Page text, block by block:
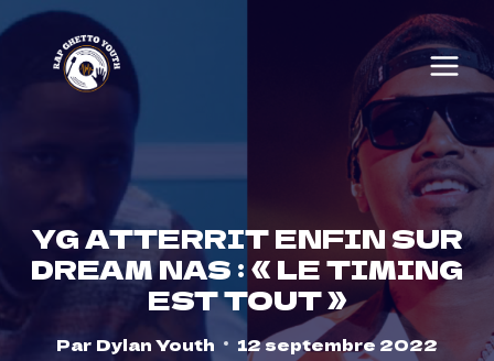
Skip
content
YG ATTERRIT ENFIN SUR
DREAM NAS : « LE TIMING
EST TOUT »
Par Dylan Youth 12 septembre 2022